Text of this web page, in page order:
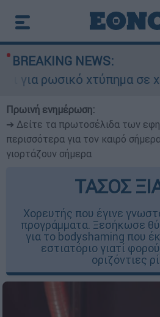
BREAKING NEWS:
σε χώρα του ΝΑΤΟ
Πρωινή ενημέρωση:
➔ Δείτε τα πρωτοσέλιδα των
περισσότερα για τον καιρό
γιορτάζουν σήμερα
ΤΑΣΟΣ
Χορευτής που έγινε
προγράμματα. Ξεσήκωσε
για το bodyshaming που
εστιατόριο γιατί
οριζόντιες